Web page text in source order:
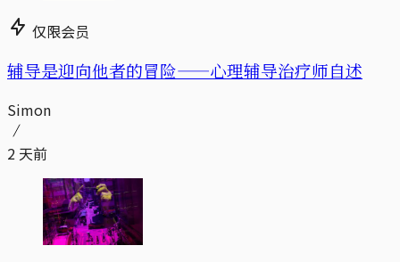
仅限会员
辅导是迎向他者的冒险——心理辅导治疗师自述
Simon
2 天前